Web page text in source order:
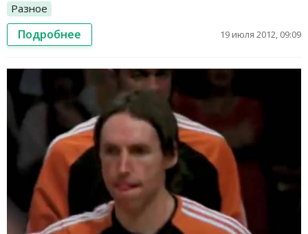
Разное
Подробнее 19 июля 2012, 09:09